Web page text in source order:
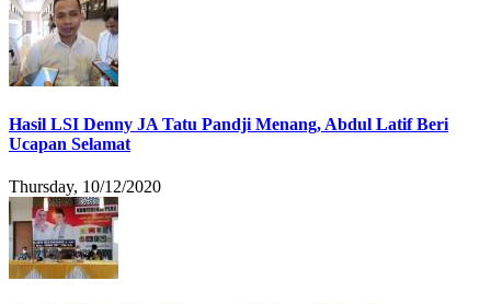
Hasil LSI Denny JA Tatu Pandji Menang, Abdul Latif Beri
Ucapan Selamat
Thursday, 10/12/2020